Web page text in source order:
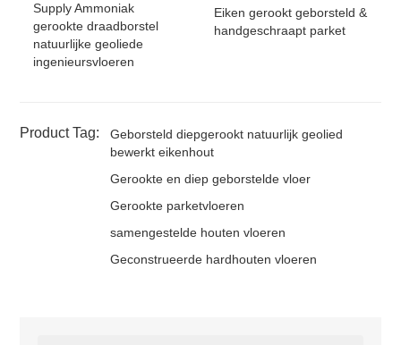
Supply Ammoniak
gerookte draadborstel
natuurlijke geoliede
ingenieursvloeren
Eiken gerookt geborsteld &
handgeschraapt parket
Product Tag:
Geborsteld diepgerookt natuurlijk geolied
bewerkt eikenhout
Gerookte en diep geborstelde vloer
Gerookte parketvloeren
samengestelde houten vloeren
Geconstrueerde hardhouten vloeren